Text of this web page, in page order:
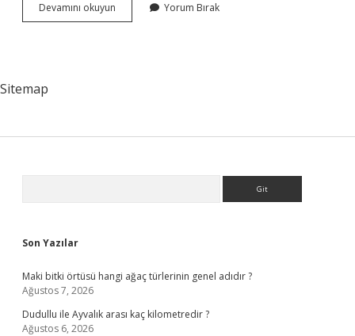
Devamını okuyun
Sos
Yorum Bırak
Sitemap
Son Yazılar
Maki bitki örtüsü hangi ağaç türlerinin genel adıdır ?
Ağustos 7, 2026
Dudullu ile Ayvalık arası kaç kilometredir ?
Ağustos 6, 2026